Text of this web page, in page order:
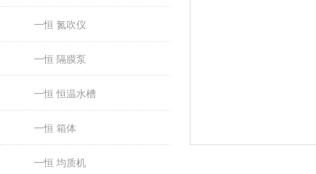
一恒 氮吹仪
一恒 隔膜泵
一恒 恒温水槽
一恒 箱体
一恒 均质机